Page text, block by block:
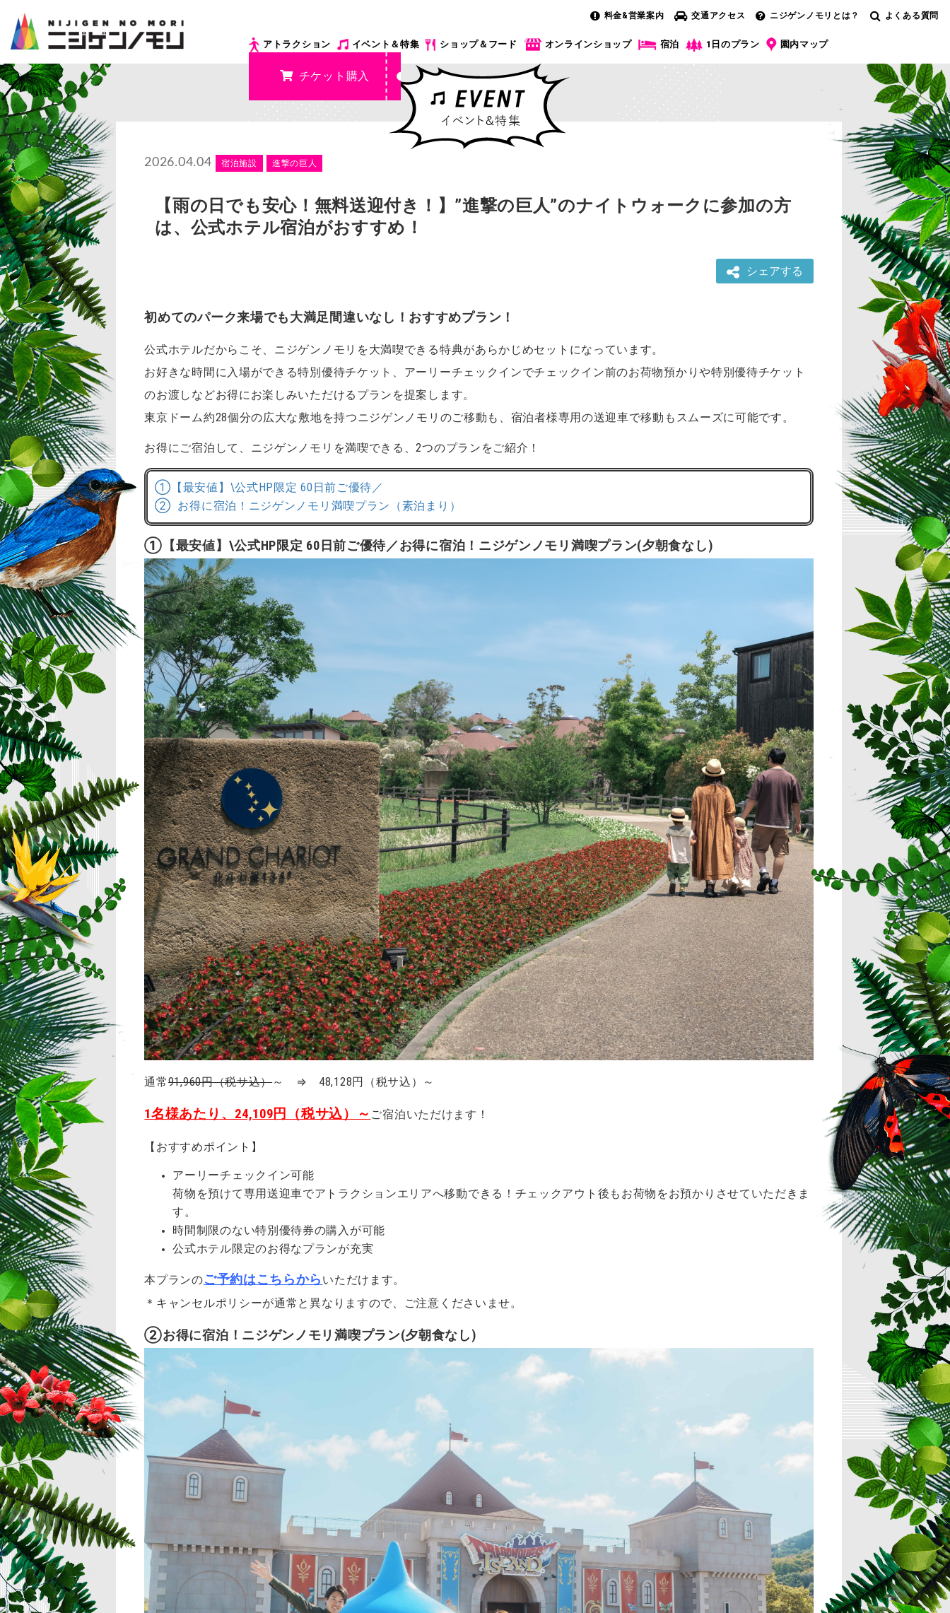
料金&営業案内 交通アクセス ニジゲンノモリとは？ よくある質問
アトラクション イベント＆特集 ショップ＆フード オンラインショップ 宿泊 1日のプラン 園内マップ
チケット購入
2026.04.04 宿泊施設 進撃の巨人
【雨の日でも安心！無料送迎付き！】”進撃の巨人”のナイトウォークに参加の方
は、公式ホテル宿泊がおすすめ！
シェアする
初めてのパーク来場でも大満足間違いなし！おすすめプラン！
公式ホテルだからこそ、ニジゲンノモリを大満喫できる特典があらかじめセットになっています。
お好きな時間に入場ができる特別優待チケット、アーリーチェックインでチェックイン前のお荷物預かりや特別優待チケット
のお渡しなどお得にお楽しみいただけるプランを提案します。
東京ドーム約28個分の広大な敷地を持つニジゲンノモリのご移動も、宿泊者様専用の送迎車で移動もスムーズに可能です。
お得にご宿泊して、ニジゲンノモリを満喫できる、2つのプランをご紹介！
①【最安値】\公式HP限定 60日前ご優待／
② お得に宿泊！ニジゲンノモリ満喫プラン（素泊まり）
①【最安値】\公式HP限定 60日前ご優待／お得に宿泊！ニジゲンノモリ満喫プラン(夕朝食なし)
通常91,960円（税サ込）～ ⇒ 48,128円（税サ込）～
1名様あたり、24,109円（税サ込）～ ご宿泊いただけます！
【おすすめポイント】
アーリーチェックイン可能
荷物を預けて専用送迎車でアトラクションエリアへ移動できる！チェックアウト後もお荷物をお預かりさせていただきま
す。
時間制限のない特別優待券の購入が可能
公式ホテル限定のお得なプランが充実
本プランのご予約はこちらから いただけます。
＊キャンセルポリシーが通常と異なりますので、ご注意くださいませ。
②お得に宿泊！ニジゲンノモリ満喫プラン(夕朝食なし)